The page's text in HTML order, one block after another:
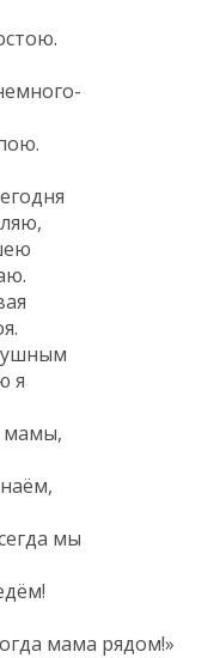
я
мамы,
мы
мама рядом!»